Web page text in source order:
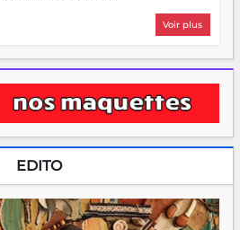
Voir plus
EDITO